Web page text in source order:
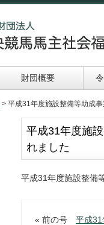
財団概要
申請及び報告書類一
> 平成31年度施設整備等助成
平成31年度施
れました
平成31年度施設整備
« 前の号 平成31